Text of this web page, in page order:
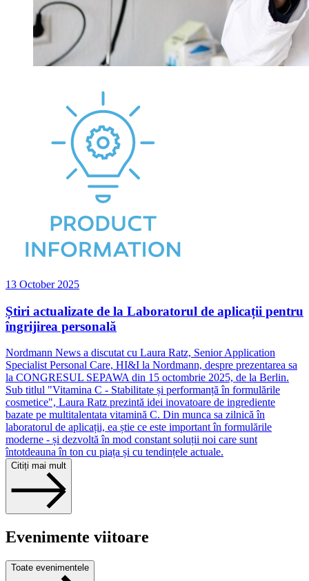
13 October 2025
Știri actualizate de la Laboratorul de aplicații pentru
îngrijirea personală
Nordmann News a discutat cu Laura Ratz, Senior Application
Specialist Personal Care, HI&I la Nordmann, despre prezentarea sa
la CONGRESUL SEPAWA din 15 octombrie 2025, de la Berlin.
Sub titlul "Vitamina C - Stabilitate și performanță în formulările
cosmetice", Laura Ratz prezintă idei inovatoare de ingrediente
bazate pe multitalentata vitamină C. Din munca sa zilnică în
laboratorul de aplicații, ea știe ce este important în formulările
moderne - și dezvoltă în mod constant soluții noi care sunt
întotdeauna în ton cu piața și cu tendințele actuale.
Citiți mai mult
Evenimente viitoare
Toate evenimentele